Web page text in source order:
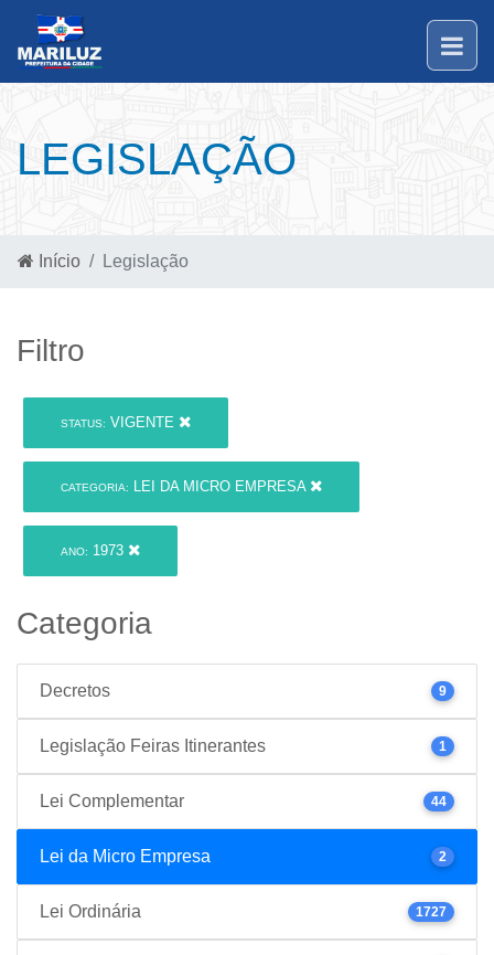
LEGISLAÇÃO
Início Legislação
Filtro
STATUS: VIGENTE
CATEGORIA: LEI DA MICRO EMPRESA
ANO: 1973
Categoria
Decretos 9
Legislação Feiras Itinerantes 1
Lei Complementar 44
Lei da Micro Empresa 2
Lei Ordinária 1727